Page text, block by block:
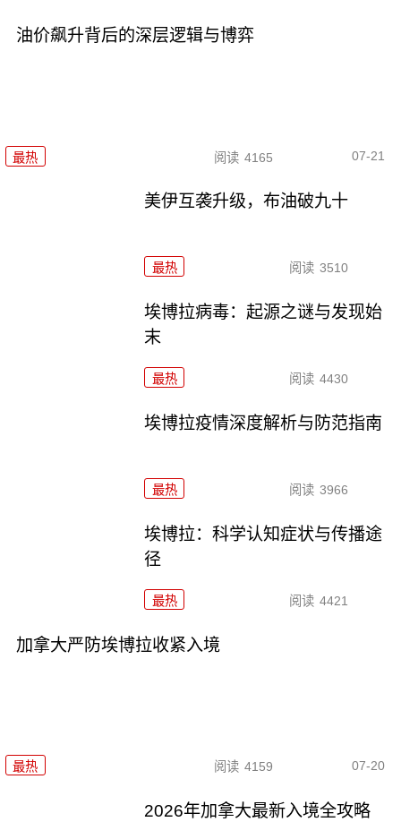
油价飙升背后的深层逻辑与博弈
最热 阅读 4165 07-21
美伊互袭升级，布油破九十
最热 阅读 3510
埃博拉病毒：起源之谜与发现始
末
最热 阅读 4430
埃博拉疫情深度解析与防范指南
最热 阅读 3966
埃博拉：科学认知症状与传播途
径
最热 阅读 4421
加拿大严防埃博拉收紧入境
最热 阅读 4159 07-20
2026年加拿大最新入境全攻略